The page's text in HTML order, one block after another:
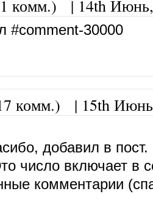
комм.) | 14th
#comment-30000
комм.) | 15th
добавил в пост.
число включает в
комментарии